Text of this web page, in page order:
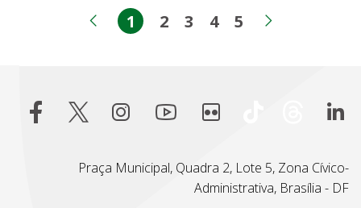
Página anterior
Página
1 Página
2 Página
3 Página
4 Página
5
Praça Municipal, Quadra 2, Lote 5, Zona Cívico-
Administrativa, Brasília - DF